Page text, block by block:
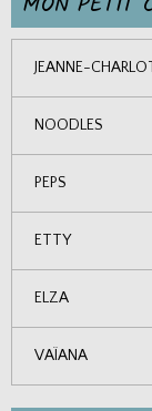
JEANNE-
NOODLES
PEPS
ETTY
ELZA
VAÏANA